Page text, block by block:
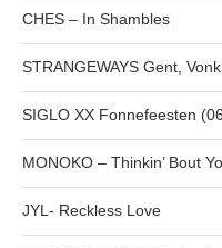
CHES – In Shambles
STRANGEWAYS Gent,
SIGLO XX Fonnefeesten
MONOKO – Thinkin’ Bout
JYL- Reckless Love